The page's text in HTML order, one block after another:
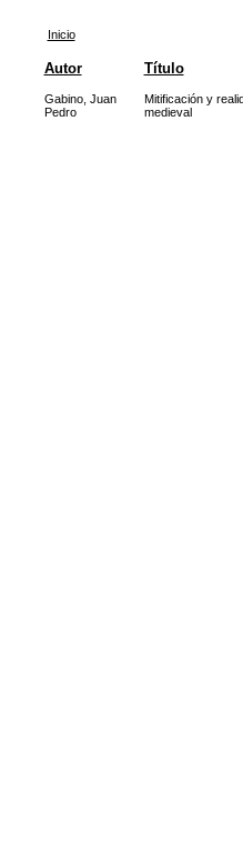
Inicio
Autor Título
Gabino, Juan
Pedro
Mitificación y
medieval